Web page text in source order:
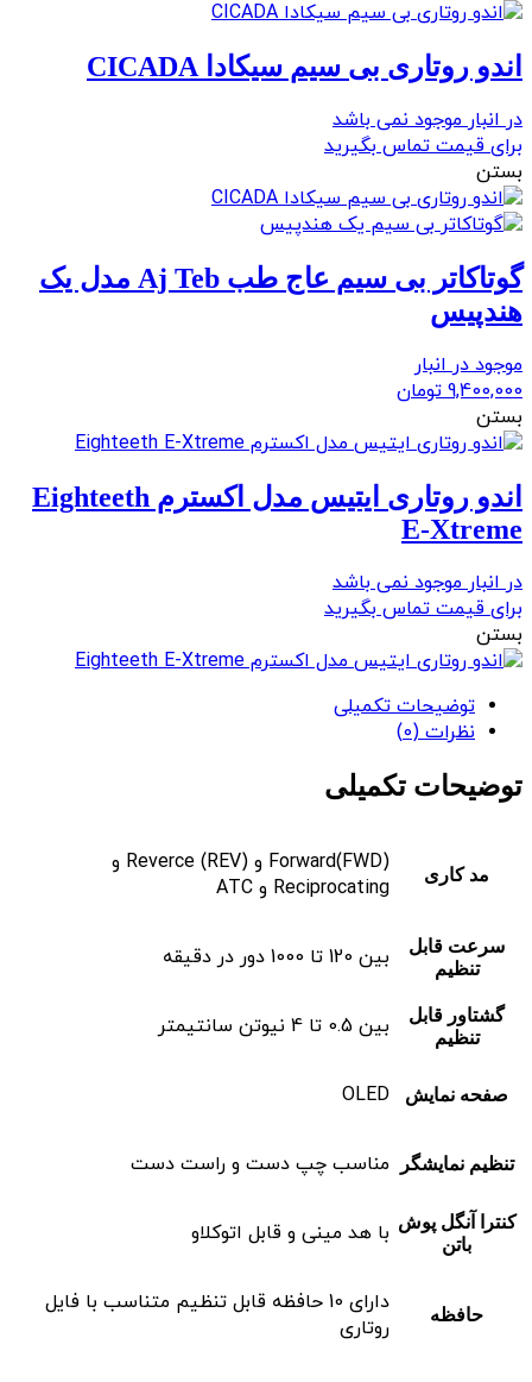
اندو روتاری بی سیم سیکادا CICADA
در انبار موجود نمی باشد
برای قیمت تماس بگیرید
بستن
گوتاکاتر بی سیم عاج طب Aj Teb مدل یک
هندپیس
موجود در انبار
9,400,000 تومان
بستن
اندو روتاری ایتیس مدل اکسترم Eighteeth
E-Xtreme
در انبار موجود نمی باشد
برای قیمت تماس بگیرید
بستن
توضیحات تکمیلی
نظرات (0)
توضیحات تکمیلی
مد کاری
Forward(FWD) و Reverce (REV) و
Reciprocating و ATC
سرعت قابل
تنظیم
بین 120 تا 1000 دور در دقیقه
گشتاور قابل
تنظیم
بین 0.5 تا 4 نیوتن سانتیمتر
صفحه نمایش OLED
تنظیم نمایشگر مناسب چپ دست و راست دست
کنترا آنگل پوش
باتن
با هد مینی و قابل اتوکلاو
حافظه
دارای 10 حافظه قابل تنظیم متناسب با فایل
روتاری